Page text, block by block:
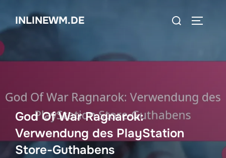
content
INLINEWM.DE
Search
God Of War Ragnarok:
Verwendung des PlayStation
Store-Guthabens